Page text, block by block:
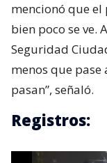
mencionó que el
bien poco se ve.
Seguridad
menos que
pasan”, señaló.
Registros: